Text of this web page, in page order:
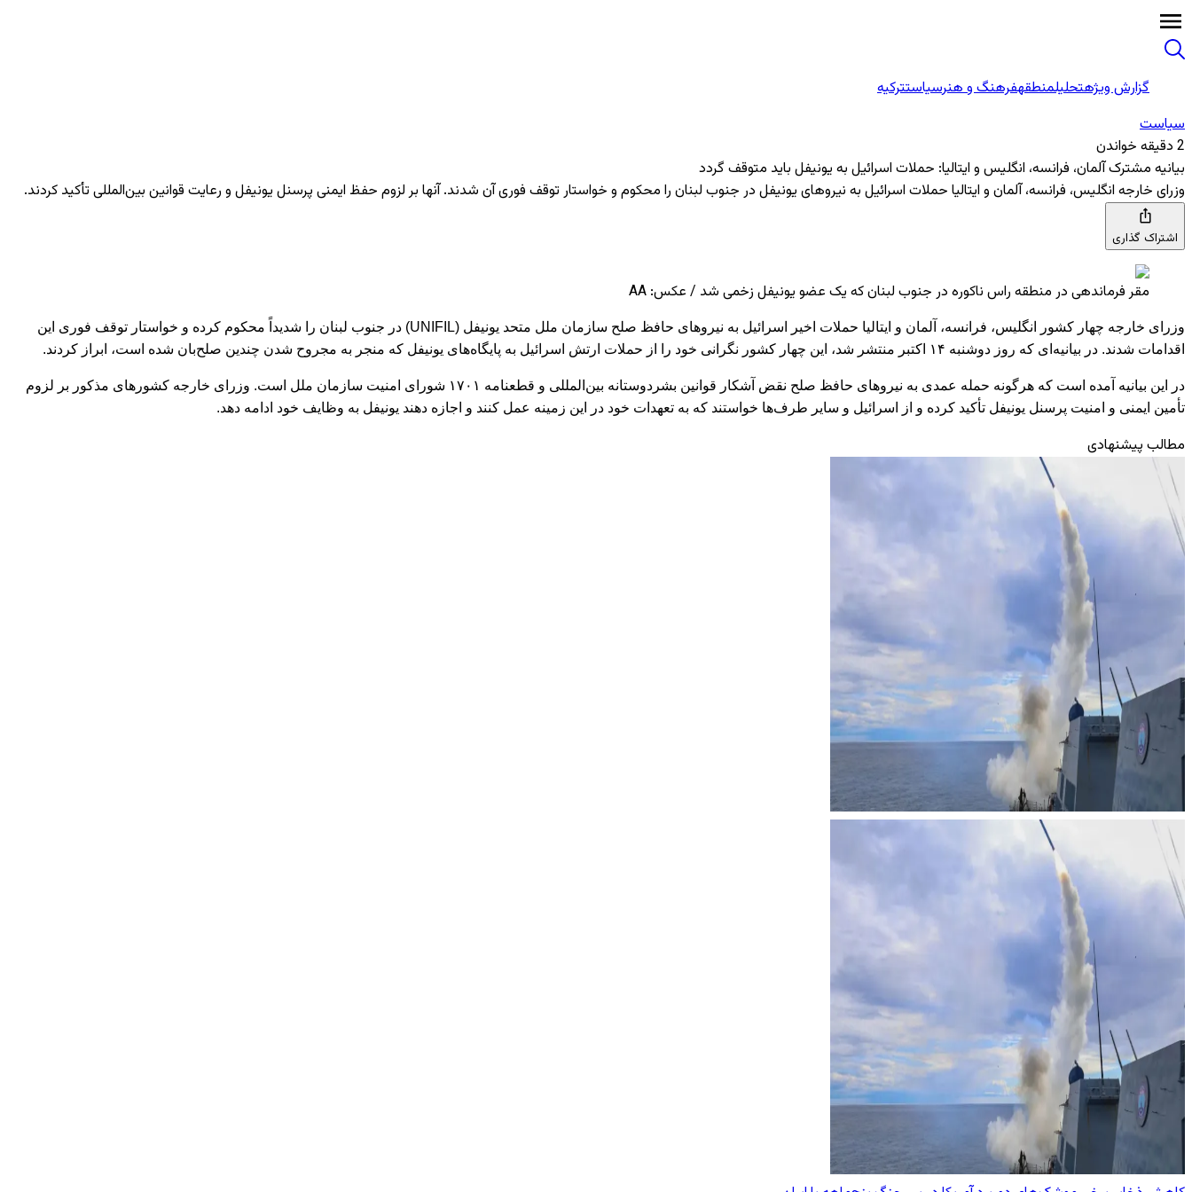
گزارش ویژهتحلیلمنطقهفرهنگ و هنرسیاستترکیه
سیاست
2 دقیقه خواندن
بیانیه مشترک آلمان، فرانسه، انگلیس و ایتالیا: حملات اسرائیل به یونیفل باید متوقف گردد
وزرای خارجه انگلیس، فرانسه، آلمان و ایتالیا حملات اسرائیل به نیروهای یونیفل در جنوب لبنان را محکوم و خواستار توقف فوری آن شدند. آنها بر لزوم حفظ ایمنی پرسنل یونیفل و رعایت قوانین بین‌المللی تأکید کردند.
اشتراک گذاری
مقر فرماندهی در منطقه راس ناکوره در جنوب لبنان که یک عضو یونیفل زخمی شد / عکس: AA
وزرای خارجه چهار کشور انگلیس، فرانسه، آلمان و ایتالیا حملات اخیر اسرائیل به نیروهای حافظ صلح سازمان ملل متحد یونیفل (UNIFIL) در جنوب لبنان را شدیداً محکوم کرده و خواستار توقف فوری این
اقدامات شدند. در بیانیه‌ای که روز دوشنبه ۱۴ اکتبر منتشر شد، این چهار کشور نگرانی خود را از حملات ارتش اسرائیل به پایگاه‌های یونیفل که منجر به مجروح شدن چندین صلح‌بان شده است، ابراز کردند.
در این بیانیه آمده است که هرگونه حمله عمدی به نیروهای حافظ صلح نقض آشکار قوانین بشردوستانه بین‌المللی و قطعنامه ۱۷۰۱ شورای امنیت سازمان ملل است. وزرای خارجه کشورهای مذکور بر لزوم
تأمین ایمنی و امنیت پرسنل یونیفل تأکید کرده و از اسرائیل و سایر طرف‌ها خواستند که به تعهدات خود در این زمینه عمل کنند و اجازه دهند یونیفل به وظایف خود ادامه دهد.
مطالب پیشنهادی